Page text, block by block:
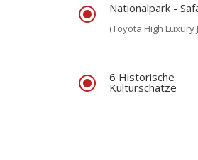
\ Nationalpark -
(Toyota High Luxury
\ 6 Historische
Kulturschätze